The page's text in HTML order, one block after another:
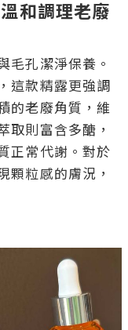
和調理老廢
毛孔潔淨保養。
這款精露更強調
的老廢角質，維
取則富含多醣，
正常代謝。對於
顆粒感的膚況，